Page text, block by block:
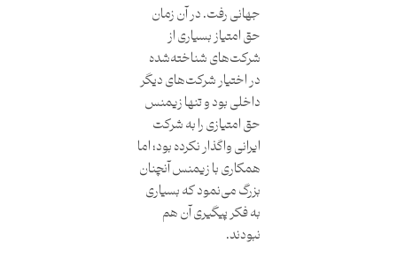
جهانی رفت. در آن زمان
حق امتیاز بسیاری از
شرکت‌های شناخته‌شده
در اختیار شرکت‌های دیگر
داخلی بود و تنها زیمنس
حق امتیازی را به شرکت
ایرانی واگذار نکرده بود؛ اما
همکاری با زیمنس آنچنان
بزرگ می‌نمود که بسیاری
به فکر پیگیری آن هم
نبودند.